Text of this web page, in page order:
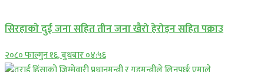
सिरहाकाे दुई जना सहित तीन जना खैरो हेरोइन सहित पक्राउ
२०८० फाल्गुन १६, बुधबार ०४:५६